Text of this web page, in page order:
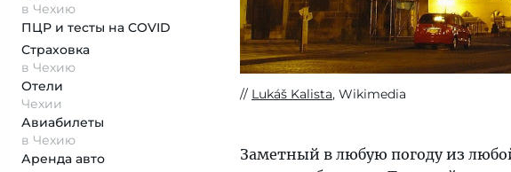
в Чехию
ПЦР и тесты на COVID
Страховка
в Чехию
Отели
Чехии
Авиабилеты
в Чехию
Аренда авто
Lukáš Kalista, Wikimedia
Заметный в любую погоду из